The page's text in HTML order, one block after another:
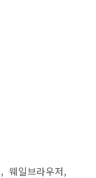
웨일브라우저